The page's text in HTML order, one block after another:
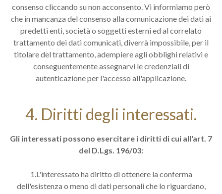
consenso cliccando su non acconsento. Vi informiamo però
che in mancanza del consenso alla comunicazione dei dati ai
predetti enti, società o soggetti esterni ed al correlato
trattamento dei dati comunicati, diverrà impossibile, per il
titolare del trattamento, adempiere agli obblighi relativi e
conseguentemente assegnarvi le credenziali di
autenticazione per l'accesso all'applicazione.
4. Diritti degli interessati.
Gli interessati possono esercitare i diritti di cui all'art. 7
del D.Lgs. 196/03:
1.L'interessato ha diritto di ottenere la conferma
dell'esistenza o meno di dati personali che lo riguardano,